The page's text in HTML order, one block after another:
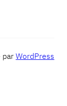
parWordPress